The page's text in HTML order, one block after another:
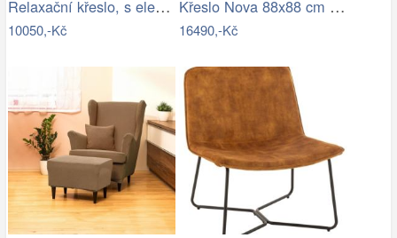
Relaxační křeslo, s elektrickou funkcí…
10050,-Kč
Křeslo Nova 88x88 cm manšestr béžová
16490,-Kč